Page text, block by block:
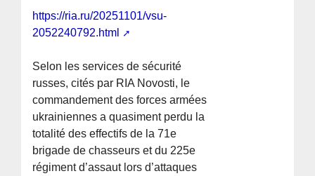
https://ria.ru/20251101/vsu-
2052240792.html
Selon les services de sécurité
russes, cités par RIA Novosti, le
commandement des forces armées
ukrainiennes a quasiment perdu la
totalité des effectifs de la 71e
brigade de chasseurs et du 225e
régiment d’assaut lors d’attaques